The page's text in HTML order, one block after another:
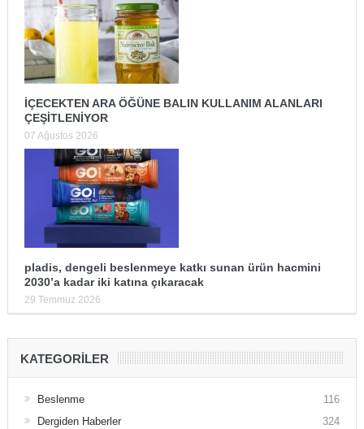
İÇECEKTEN ARA ÖĞÜNE BALIN KULLANIM ALANLARI
ÇEŞİTLENİYOR
07 Ağustos 2026
pladis, dengeli beslenmeye katkı sunan ürün hacmini
2030’a kadar iki katına çıkaracak
29 Temmuz 2026
KATEGORILER
Beslenme
116
Dergiden Haberler
324